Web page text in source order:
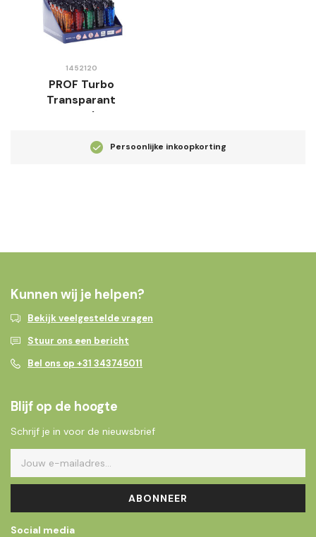
1452120
PROF Turbo
Transparant
aansteker
Persoonlijke inkoopkorting
Kunnen wij je helpen?
Bekijk veelgestelde vragen
Stuur ons een bericht
Bel ons op +31 343745011
Blijf op de hoogte
Schrijf je in voor de nieuwsbrief
ABONNEER
Social media